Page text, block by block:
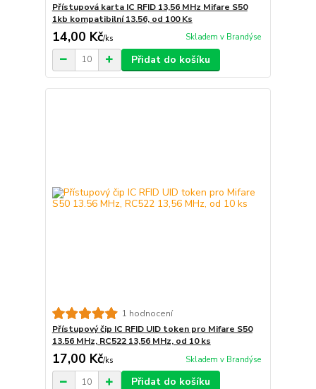
Přístupová karta IC RFID 13,56 MHz Mifare S50
1kb kompatibilní 13.56, od 100 Ks
14,00 Kč/ks Skladem v Brandýse
Přidat do košíku
1 hodnocení
Přístupový čip IC RFID UID token pro Mifare S50
13.56 MHz, RC522 13,56 MHz, od 10 ks
17,00 Kč/ks Skladem v Brandýse
Přidat do košíku